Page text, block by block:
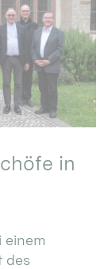
in
einem
des